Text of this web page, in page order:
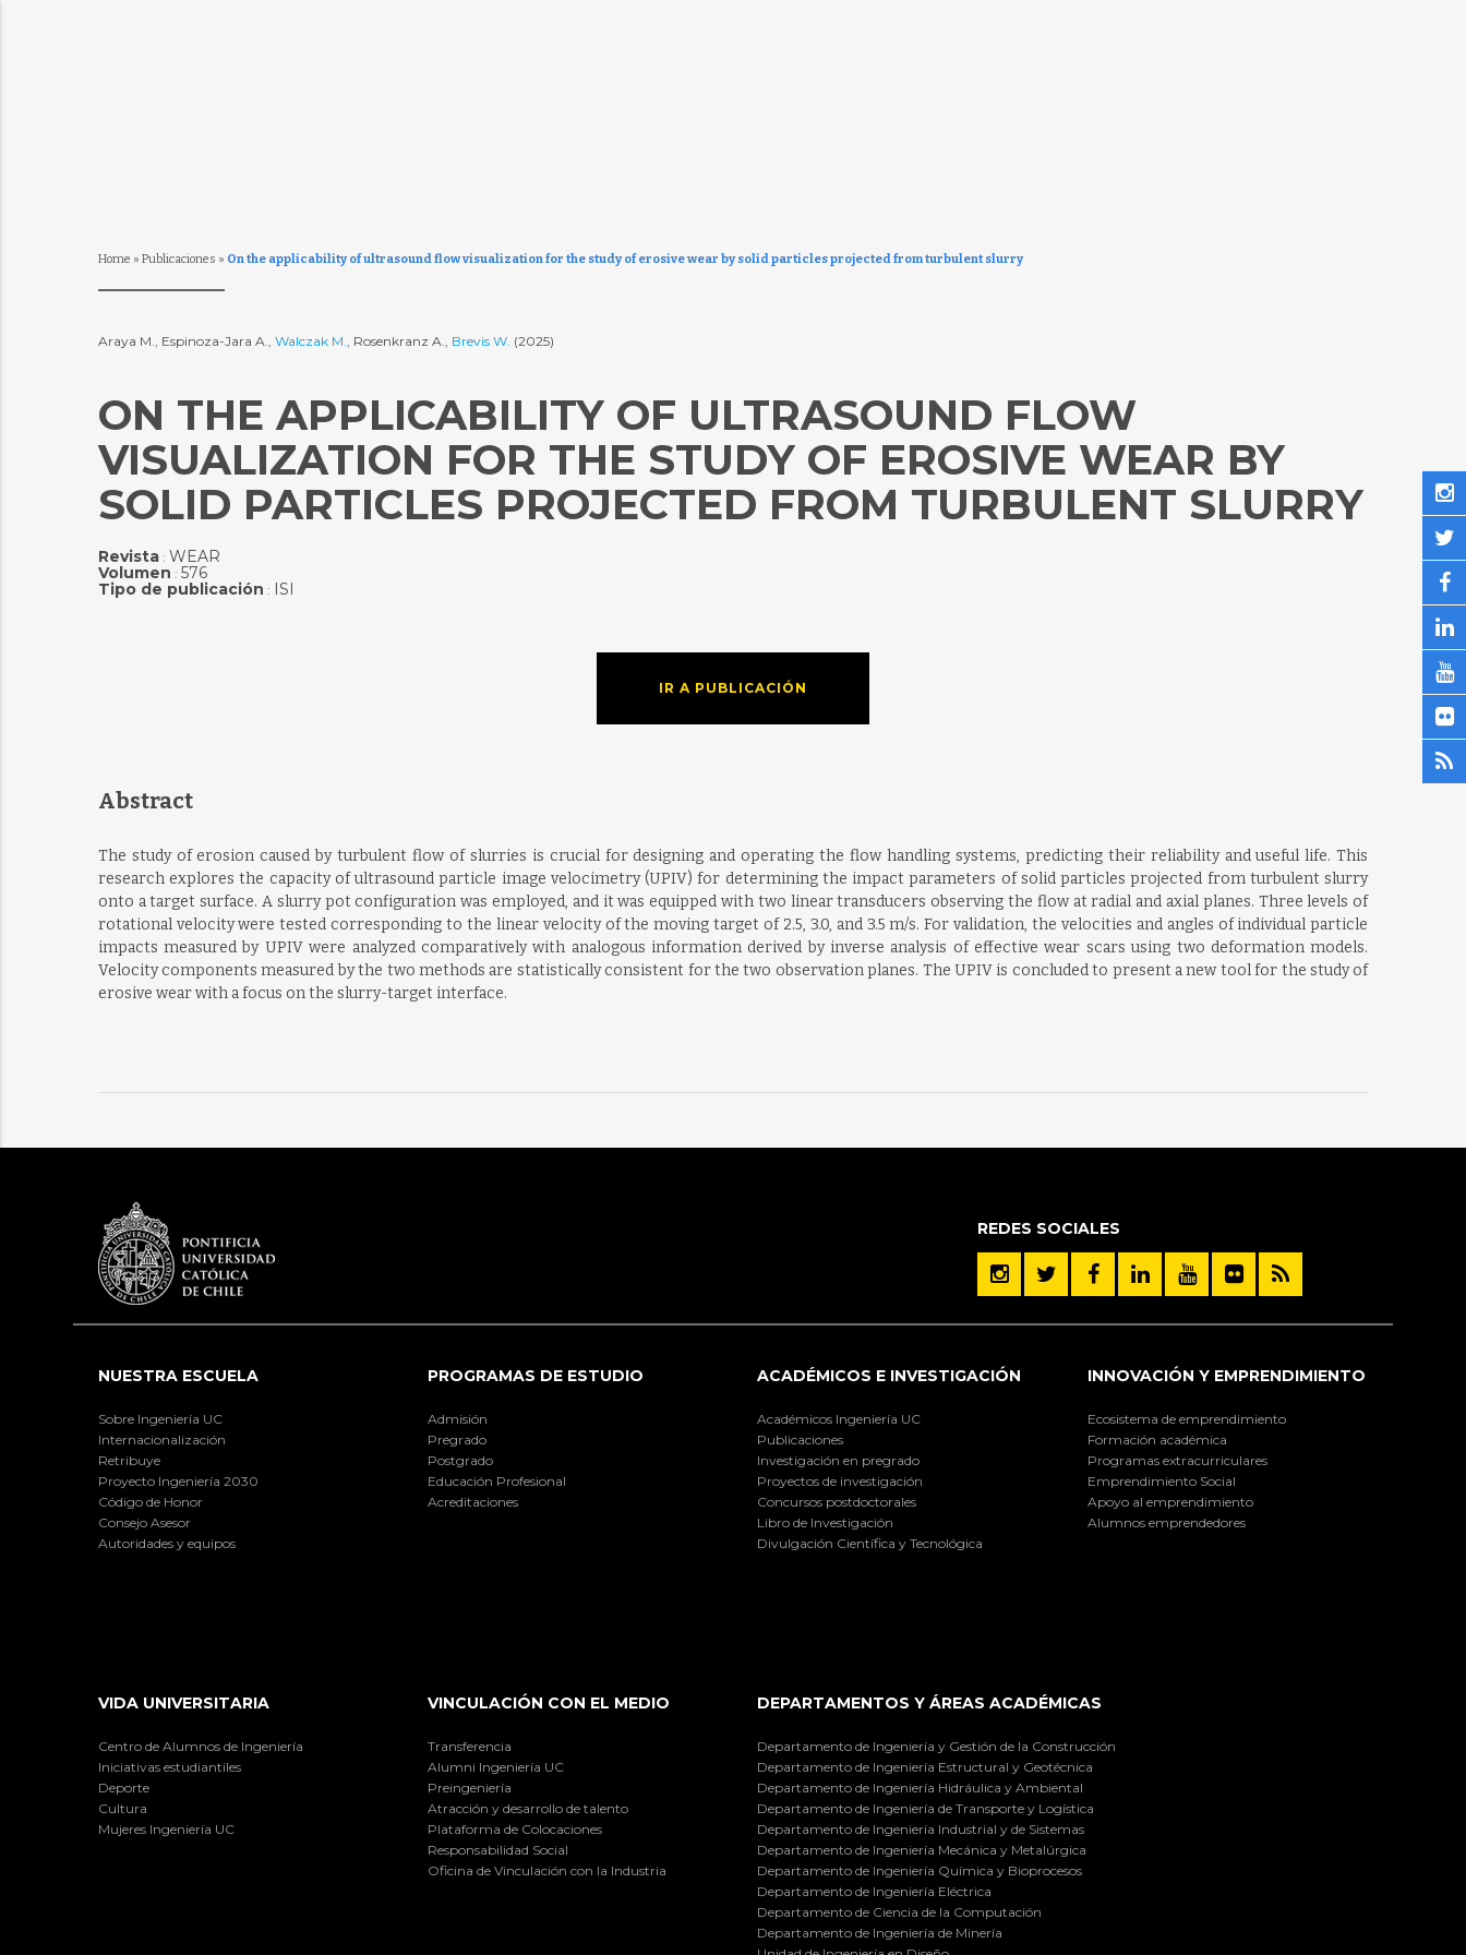
Home » Publicaciones » On the applicability of ultrasound flow visualization for the study of erosive wear by solid particles projected from turbulent slurry
Araya M., Espinoza-Jara A., Walczak M., Rosenkranz A., Brevis W. (2025)
ON THE APPLICABILITY OF ULTRASOUND FLOW
VISUALIZATION FOR THE STUDY OF EROSIVE WEAR BY
SOLID PARTICLES PROJECTED FROM TURBULENT SLURRY
Revista: WEAR
Volumen : 576
Tipo de publicación : ISI
IR A PUBLICACIÓN
Abstract
The study of erosion caused by turbulent flow of slurries is crucial for designing and operating the flow handling systems, predicting their reliability and useful life. This
research explores the capacity of ultrasound particle image velocimetry (UPIV) for determining the impact parameters of solid particles projected from turbulent slurry
onto a target surface. A slurry pot configuration was employed, and it was equipped with two linear transducers observing the flow at radial and axial planes. Three levels of
rotational velocity were tested corresponding to the linear velocity of the moving target of 2.5, 3.0, and 3.5 m/s. For validation, the velocities and angles of individual particle
impacts measured by UPIV were analyzed comparatively with analogous information derived by inverse analysis of effective wear scars using two deformation models.
Velocity components measured by the two methods are statistically consistent for the two observation planes. The UPIV is concluded to present a new tool for the study of
erosive wear with a focus on the slurry-target interface.
REDES SOCIALES
NUESTRA ESCUELA
Sobre Ingeniería UC
Internacionalización
Retribuye
Proyecto Ingeniería 2030
Código de Honor
Consejo Asesor
Autoridades y equipos
PROGRAMAS DE ESTUDIO
Admisión
Pregrado
Postgrado
Educación Profesional
Acreditaciones
ACADÉMICOS E INVESTIGACIÓN
Académicos Ingeniería UC
Publicaciones
Investigación en pregrado
Proyectos de investigación
Concursos postdoctorales
Libro de Investigación
Divulgación Científica y Tecnológica
INNOVACIÓN Y EMPRENDIMIENTO
Ecosistema de emprendimiento
Formación académica
Programas extracurriculares
Emprendimiento Social
Apoyo al emprendimiento
Alumnos emprendedores
VIDA UNIVERSITARIA
Centro de Alumnos de Ingeniería
Iniciativas estudiantiles
Deporte
Cultura
Mujeres Ingeniería UC
VINCULACIÓN CON EL MEDIO
Transferencia
Alumni Ingeniería UC
Preingeniería
Atracción y desarrollo de talento
Plataforma de Colocaciones
Responsabilidad Social
Oficina de Vinculación con la Industria
DEPARTAMENTOS Y ÁREAS ACADÉMICAS
Departamento de Ingeniería y Gestión de la Construcción
Departamento de Ingeniería Estructural y Geotécnica
Departamento de Ingeniería Hidráulica y Ambiental
Departamento de Ingeniería de Transporte y Logística
Departamento de Ingeniería Industrial y de Sistemas
Departamento de Ingeniería Mecánica y Metalúrgica
Departamento de Ingeniería Química y Bioprocesos
Departamento de Ingeniería Eléctrica
Departamento de Ciencia de la Computación
Departamento de Ingeniería de Minería